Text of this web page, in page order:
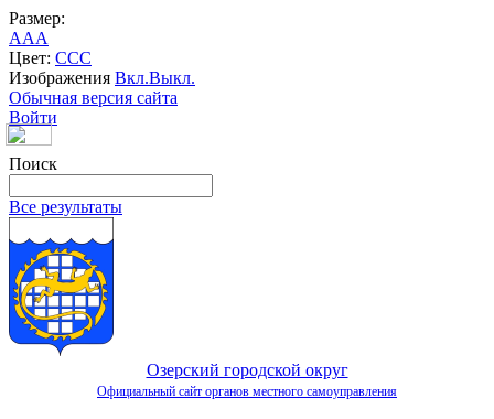
Размер:
AAA
Цвет: CCC
Изображения Вкл.Выкл.
Обычная версия сайта
Войти
Поиск
Все результаты
Озерский городской округ
Официальный сайт органов местного самоуправления